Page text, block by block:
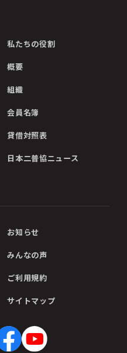
私たちの役割
概要
組織
会員名簿
貸借対照表
日本二普協ニュース
お知らせ
みんなの声
ご利用規約
サイトマップ